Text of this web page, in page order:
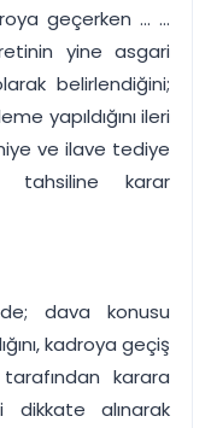
geçerken ... ...
yine asgari
belirlendiğini;
yapıldığını ileri
ve ilave tediye
tahsiline karar
dava konusu
kadroya geçiş
karara
alınarak